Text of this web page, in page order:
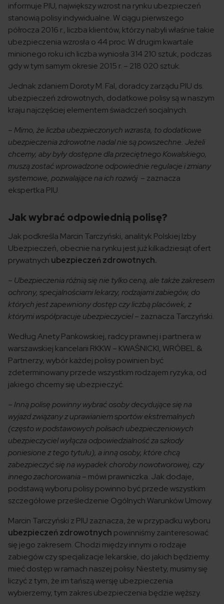
informuje PIU, największy wzrost na rynku ubezpieczeń
stanowią polisy indywidualne. W ciągu pierwszego
półrocza 2016 r., liczba klientów, którzy nabyli właśnie takie
ubezpieczenia wzrosła o 44 proc. W drugim kwartale
minionego roku ich liczba wyniosła 314 210 sztuk, podczas
gdy w tym samym okresie 2015 r. – 218 020 sztuk.
Jednak zdaniem Doroty M. Fal, doradcy zarządu PIU ds.
ubezpieczeń zdrowotnych, dodatkowe polisy są w naszym
kraju najczęściej elementem świadczeń socjalnych.
–Mimo, że liczba ubezpieczonych wzrasta, to dodatkowe
ubezpieczenia zdrowotne nadal nie są powszechne. Jeżeli
chcemy, aby były dostępne dla przeciętnego Kowalskiego,
muszą zostać wprowadzone odpowiednie regulacje i zmiany
systemowe, pozwalające na ich rozwój– zaznacza
ekspertka PIU.
Jak wybrać odpowiednią polisę?
Jak podkreśla Marcin Tarczyński, analityk Polskiej Izby
Ubezpieczeń, obecnie na rynku jest już kilkadziesiąt ofert
prywatnych ubezpieczeń zdrowotnych.
– Ubezpieczenia różnią się nie tylko ceną, ale także zakresem
ochrony, specjalnościami lekarzy, rodzajami zabiegów, do
których jest zapewniony dostęp czy liczbą placówek, z
którymi współpracuje ubezpieczyciel– zaznacza Tarczyński.
Według Anety Pankowskiej, radcy prawnej i partnera w
warszawskiej kancelarii RKKW – KWAŚNICKI, WRÓBEL &
Partnerzy, wybór każdej polisy powinien być
zdeterminowany przede wszystkim rodzajem ryzyka, od
jakiego chcemy się ubezpieczyć.
–Inną polisę powinny wybrać osoby decydujące się na
wyjazd związany z uprawianiem sportów ekstremalnych
(często w podstawowych polisach ubezpieczeniowych
ubezpieczyciel wyłącza odpowiedzialność za szkody
poniesione z tego tytułu), a inną osoby, które chcą
zabezpieczyć się na wypadek choroby nowotworowej, czy
innego zachorowania– mówi prawniczka. Jak dodaje,
podstawą wyboru polisy powinno być przede wszystkim
szczegółowe prześledzenie Ogólnych Warunków Umowy.
Marcin Tarczyński z PIU zaznacza, że w przypadku wyboru
ubezpieczeń zdrowotnych powinniśmy zainteresować
się jego zakresem. Chodzi między innymi o rodzaje
zabiegów czy specjalizacje lekarskie, do jakich będziemy
mieć dostęp w ramach naszej polisy. Niestety, musimy się
liczyć z tym, że im tańszą wersję ubezpieczenia
wybierzemy, tym zakres ubezpieczenia będzie węższy.